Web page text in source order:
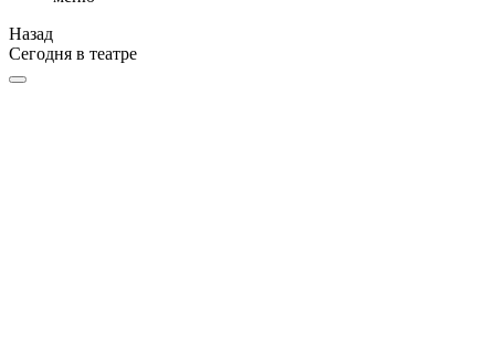
Назад
Сегодня в театре